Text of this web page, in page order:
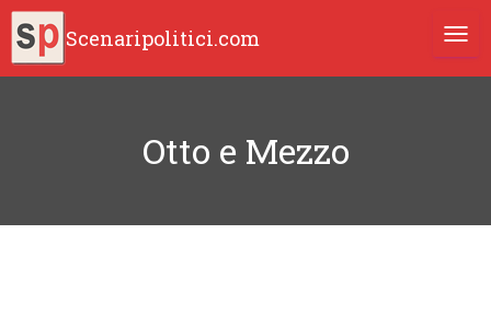
Scenaripolitici.com
Otto e Mezzo